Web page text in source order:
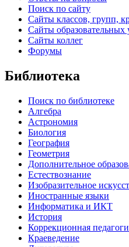
Поиск по сайту
Сайты классов, групп,
Сайты образовательных
Сайты коллег
Форумы
Библиотека
Поиск по библиотеке
Алгебра
Астрономия
Биология
География
Геометрия
Дополнительное
Естествознание
Изобразительное
Иностранные языки
Информатика и ИКТ
История
Коррекционная
Краеведение